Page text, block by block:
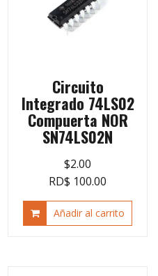
Circuito
Integrado 74LS02
Compuerta NOR
SN74LS02N
$2.00
RD$ 100.00
Añadir al carrito